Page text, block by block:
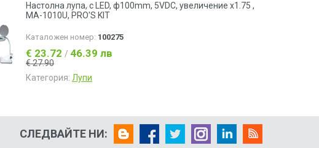
Настолна лупа, с LED, ф100mm, 5VDC, увеличение x1.75 ,
MA-1010U, PRO'S KIT
Каталожен номер: 100275
€ 23.72 / 46.39 лв
€ 27.90
Категория: Лупи
СЛЕДВАЙТЕ НИ: